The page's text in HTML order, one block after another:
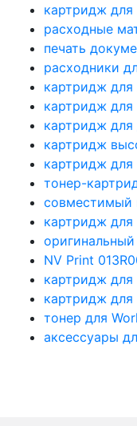
картридж для
расходные
печать
расходники
картридж
картридж для
картридж
картридж
картридж для
тонер-
совместимый
картридж
NV Print
картридж для
картридж для
тонер для
аксессуары